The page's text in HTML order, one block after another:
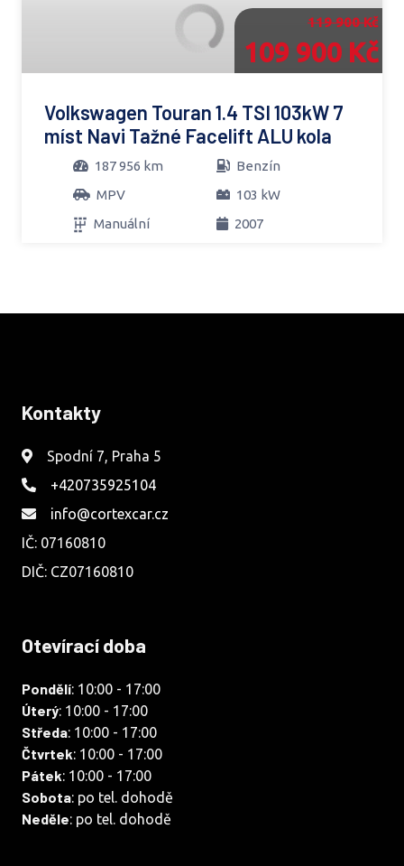
119 900 Kč
109 900 Kč
Volkswagen Touran 1.4 TSI 103kW 7
míst Navi Tažné Facelift ALU kola
187 956 km
Benzín
MPV
103 kW
Manuální
2007
Kontakty
Spodní 7, Praha 5
+420735925104
info@cortexcar.cz
IČ: 07160810
DIČ: CZ07160810
Otevírací doba
Pondělí: 10:00 - 17:00
Úterý: 10:00 - 17:00
Středa: 10:00 - 17:00
Čtvrtek: 10:00 - 17:00
Pátek: 10:00 - 17:00
Sobota: po tel. dohodě
Neděle: po tel. dohodě